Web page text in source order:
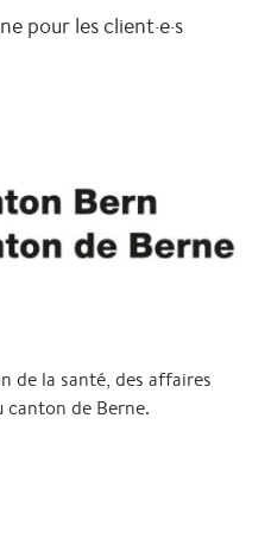
pour les client·e·s
de la santé, des affaires
canton de Berne.